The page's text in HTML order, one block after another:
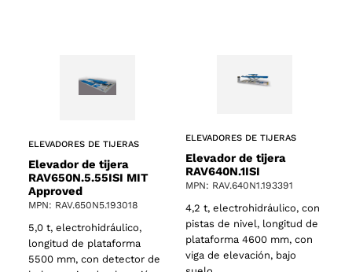
ELEVADORES DE TIJERAS
Elevador de tijera
RAV650N.5.55ISI MIT
Approved
MPN: RAV.650N5.193018
5,0 t, electrohidráulico,
longitud de plataforma
5500 mm, con detector de
ELEVADORES DE TIJERAS
Elevador de tijera
RAV640N.1ISI
MPN: RAV.640N1.193391
4,2 t, electrohidráulico, con
pistas de nivel, longitud de
plataforma 4600 mm, con
viga de elevación, bajo